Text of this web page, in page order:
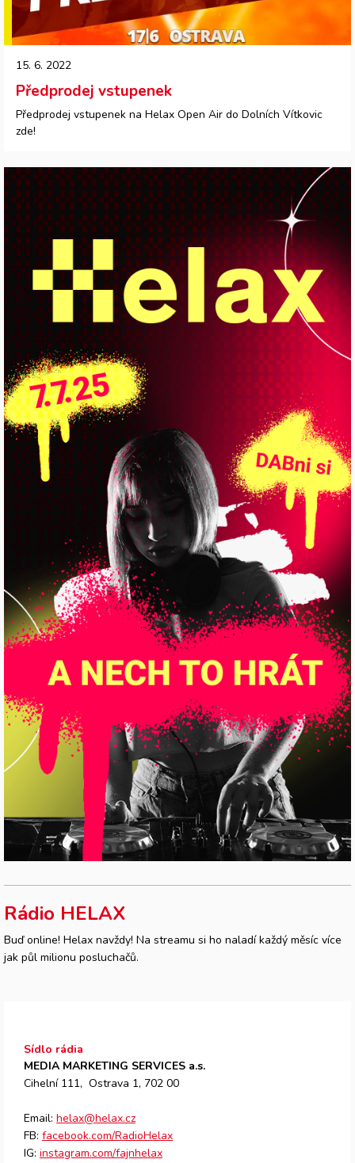
15. 6. 2022
Předprodej vstupenek
Předprodej vstupenek na Helax Open Air do Dolních Vítkovic
zde!
Rádio HELAX
Buď online! Helax navždy! Na streamu si ho naladí každý měsíc více
jak půl milionu posluchačů.
Sídlo rádia
MEDIA MARKETING SERVICES a.s.
Cihelní 111, Ostrava 1, 702 00
Email: helax@helax.cz
FB: facebook.com/RadioHelax
IG: instagram.com/fajnhelax